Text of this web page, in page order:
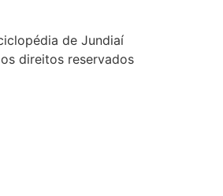
de Jundiaí
direitos reservados